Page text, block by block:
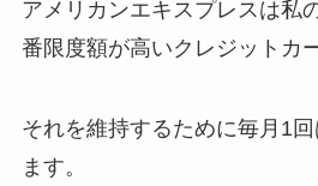
アメリカンエキスプレスは私
番限度額が高いクレジットカ
それを維持するために毎月1
ます。